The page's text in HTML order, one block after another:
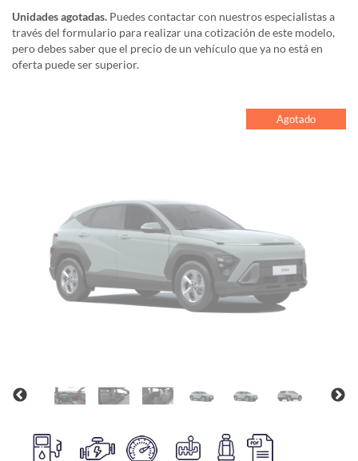
Unidades agotadas. Puedes contactar con nuestros especialistas a
través del formulario para realizar una cotización de este modelo,
pero debes saber que el precio de un vehículo que ya no está en
oferta puede ser superior.
Agotado